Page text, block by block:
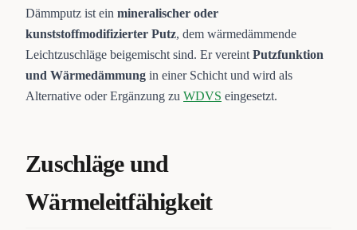
Dämmputz ist ein mineralischer oder
kunststoffmodifizierter Putz, dem wärmedämmende
Leichtzuschläge beigemischt sind. Er vereint Putzfunktion
und Wärmedämmung in einer Schicht und wird als
Alternative oder Ergänzung zu WDVS eingesetzt.
Zuschläge und
Wärmeleitfähigkeit